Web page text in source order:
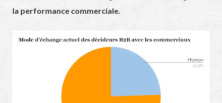
la performance commerciale.